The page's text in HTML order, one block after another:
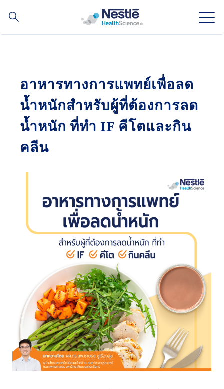
สินค้าของเรา
เกี่ยวกับเรา
บุคลากรของเรา
การลงทุนและหุ้นส่วนทางธุรกิจของเรา
revamp
Social
revamp
v2
เปลี่ยนโหมดหน้าจอ
อาหารทางการแพทย์เพื่อลด
น้ำหนักสำหรับผู้ที่ต้องการลด
น้ำหนัก ที่ทำ IF คีโตและกิน
คลีน